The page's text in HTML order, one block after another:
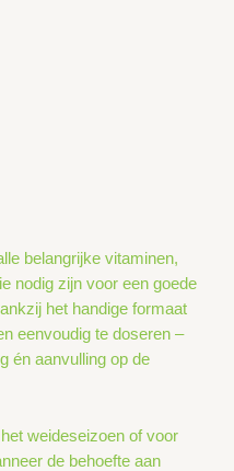
belangrijke vitaminen,
nodig zijn voor een goede
het handige formaat
eenvoudig te doseren –
én aanvulling op de
weideseizoen of voor
de behoefte aan